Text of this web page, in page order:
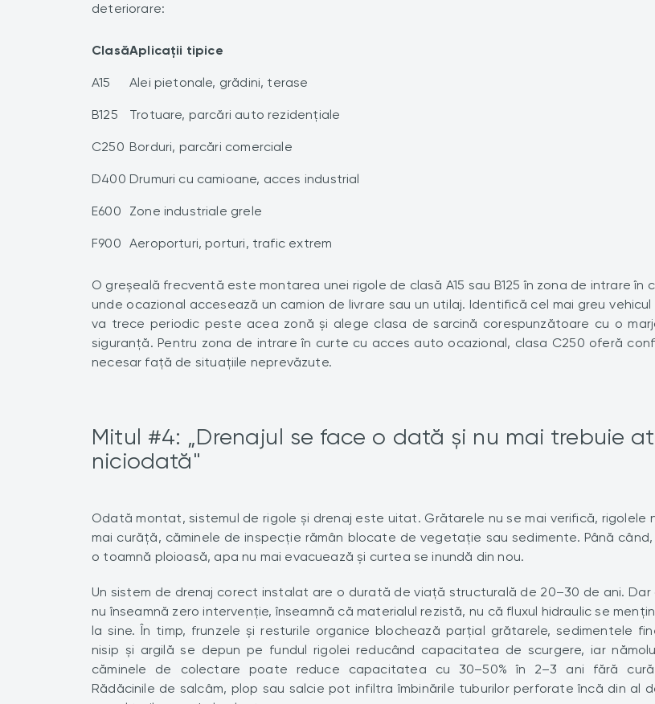
deteriorare:
ClasăAplicații tipice
A15 Alei pietonale, grădini, terase
B125 Trotuare, parcări auto rezidențiale
C250 Borduri, parcări comerciale
D400 Drumuri cu camioane, acces industrial
E600 Zone industriale grele
F900 Aeroporturi, porturi, trafic extrem
O greșeală frecventă este montarea unei rigole de clasă A15 sau B125 în zona de intrare în
unde ocazional accesează un camion de livrare sau un utilaj. Identifică cel mai greu vehicul
va trece periodic peste acea zonă și alege clasa de sarcină corespunzătoare cu o
siguranță. Pentru zona de intrare în curte cu acces auto ocazional, clasa C250 oferă
necesar față de situațiile neprevăzute.
Mitul #4: „Drenajul se face o dată și nu mai trebuie
niciodată"
Odată montat, sistemul de rigole și drenaj este uitat. Grătarele nu se mai verifică, rigolele
mai curăță, căminele de inspecție rămân blocate de vegetație sau sedimente. Până
o toamnă ploioasă, apa nu mai evacuează și curtea se inundă din nou.
Un sistem de drenaj corect instalat are o durată de viață structurală de 20–30 de ani. Dar
nu înseamnă zero intervenție, înseamnă că materialul rezistă, nu că fluxul hidraulic se
la sine. În timp, frunzele și resturile organice blochează parțial grătarele, sedimentele
nisip și argilă se depun pe fundul rigolei reducând capacitatea de scurgere, iar
căminele de colectare poate reduce capacitatea cu 30–50% în 2–3 ani fără
Rădăcinile de salcâm, plop sau salcie pot infiltra îmbinările tuburilor perforate încă din al